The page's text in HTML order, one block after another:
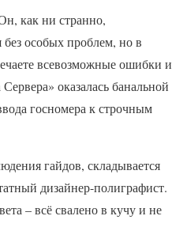
как ни странно,
без особых проблем, но в
всевозможные ошибки и
оказалась банальной
госномера к строчным
гайдов, складывается
дизайнер-полиграфист.
– всё свалено в кучу и не